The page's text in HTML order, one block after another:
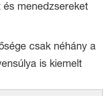
menedzsereket
csak néhány a
is kiemelt